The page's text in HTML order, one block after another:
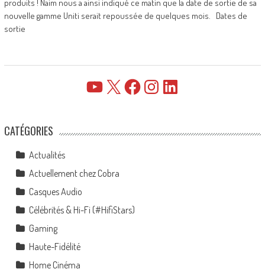
produits ! Naim nous a ainsi indiqué ce matin que la date de sortie de sa
nouvelle gamme Uniti serait repoussée de quelques mois. Dates de
sortie
YouTube FacebookInstagramLinkedIn
CATÉGORIES
Actualités
Actuellement chez Cobra
Casques Audio
Célébrités & Hi-Fi (#HifiStars)
Gaming
Haute-Fidélité
Home Cinéma